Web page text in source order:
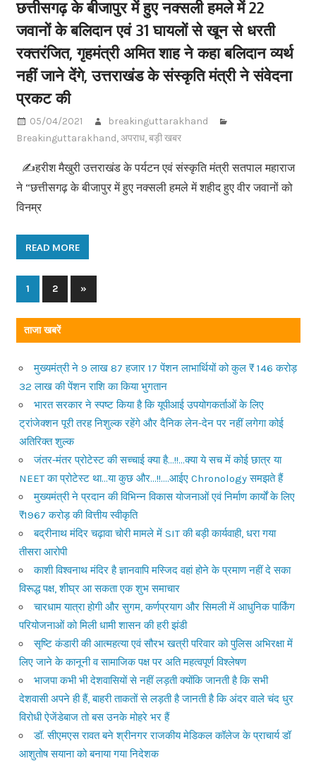
छत्तीसगढ़ के बीजापुर में हुए नक्सली हमले में 22
जवानों के बलिदान एवं 31 घायलों से खून से धरती
रक्तरंजित, गृहमंत्री अमित शाह ने कहा बलिदान व्यर्थ
नहीं जाने देंगे, उत्तराखंड के संस्कृति मंत्री ने संवेदना
प्रकट की
05/04/2021
breakinguttarakhand
Breakinguttarakhand,अपराध,बड़ी खबर
✍️हरीश मैखुरी उत्तराखंड के पर्यटन एवं संस्कृति मंत्री सतपाल महाराज
ने “छत्तीसगढ़ के बीजापुर में हुए नक्सली हमले में शहीद हुए वीर जवानों को
विनम्र
READ MORE
Posts
navigation
1 2
Next
Posts
»
ताजा खबरें
मुख्यमंत्री ने 9 लाख 87 हजार 17 पेंशन लाभार्थियों को कुल ₹ 146 करोड़
32 लाख की पेंशन राशि का किया भुगतान
भारत सरकार ने स्पष्ट किया है कि यूपीआई उपयोगकर्ताओं के लिए
ट्रांजेक्शन पूरी तरह निशुल्क रहेंगे और दैनिक लेन-देन पर नहीं लगेगा कोई
अतिरिक्त शुल्क
जंतर-मंतर प्रोटेस्ट की सच्चाई क्या है…!!…क्या ये सच में कोई छात्र या
NEET का प्रोटेस्ट था…या कुछ और…!!….आईए Chronology समझते हैं
मुख्यमंत्री ने प्रदान की विभिन्न विकास योजनाओं एवं निर्माण कार्यों के लिए
₹1967 करोड़ की वित्तीय स्वीकृति
बद्रीनाथ मंदिर चढ़ावा चोरी मामले में SIT की बड़ी कार्यवाही, धरा गया
तीसरा आरोपी
काशी विश्वनाथ मंदिर है ज्ञानवापि मस्जिद वहां होने के प्रमाण नहीं दे सका
विरूद्ध पक्ष, शीघ्र आ सकता एक शुभ समाचार
चारधाम यात्रा होगी और सुगम, कर्णप्रयाग और सिमली में आधुनिक पार्किंग
परियोजनाओं को मिली धामी शासन की हरी झंडी
सृष्टि कंडारी की आत्महत्या एवं सौरभ खत्री परिवार को पुलिस अभिरक्षा में
लिए जाने के कानूनी व सामाजिक पक्ष पर अति महत्वपूर्ण विश्लेषण
भाजपा कभी भी देशवासियों से नहीं लड़ती क्योंकि जानती है कि सभी
देशवासी अपने ही हैं, बाहरी ताकतों से लड़ती है जानती है कि अंदर वाले चंद धुर
विरोधी ऐजेंडेबाज तो बस उनके मोहरे भर हैं
डॉ. सीएमएस रावत बने श्रीनगर राजकीय मेडिकल कॉलेज के प्राचार्य डॉ
आशुतोष सयाना को बनाया गया निदेशक